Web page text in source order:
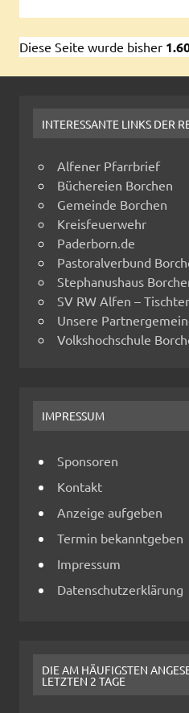
Diese Seite wurde bisher
INTERESSANTE LINKS DER
Alfener Pfarrbrief
Büchereien Borchen
Gemeinde Borchen
Kreisfeuerwehr
Paderborn.de
Pastoralverbund
Stephanushaus
SV RW Alfen –
Unsere
Volkshochschule
IMPRESSUM
Sponsoren
Kontakt
Anzeige aufgeben
Termin bekanntgeben
Impressum
Datenschutzerklärung
DIE AM HÄUFIGSTEN
LETZTEN 2 TAGE